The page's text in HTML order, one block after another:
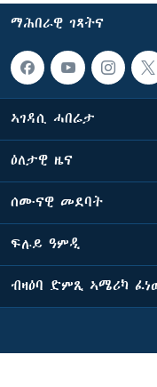
ማሕበራዊ ገጻትና
ኣገዳሲ ሓበሬታ
ዕለታዊ ዜና
ሰሙናዊ መደባት
ፍሉይ ዓምዲ
ብዛዕባ ድምጺ ኣሜሪካ